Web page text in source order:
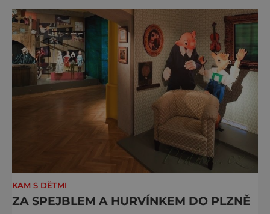
KAM S DĚTMI
ZA SPEJBLEM A HURVÍNKEM DO PLZNĚ